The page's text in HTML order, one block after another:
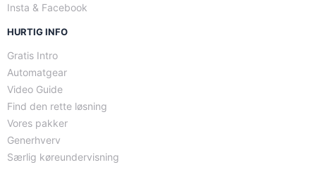
Insta & Facebook
HURTIG INFO
Gratis Intro
Automatgear
Video Guide
Find den rette løsning
Vores pakker
Generhverv
Særlig køreundervisning